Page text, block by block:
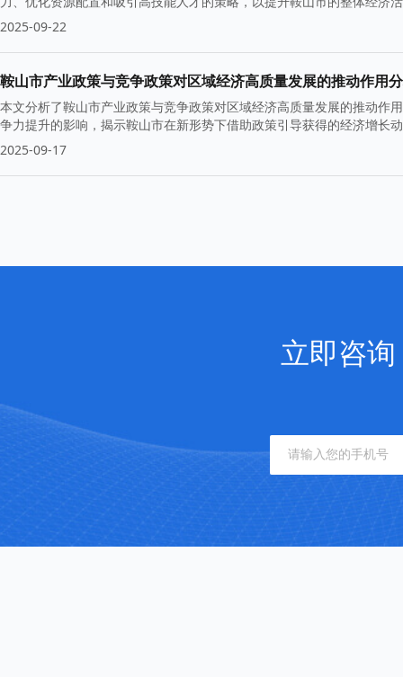
2025-09-22
鞍山市产业政策与竞争政策对区域经济高质量发展的推动作用
本文分析了鞍山市产业政策与竞争政策对区域经济高质量发展的推动作
争力提升的影响，揭示鞍山市在新形势下借助政策引导获得的经济增长
2025-09-17
立即咨